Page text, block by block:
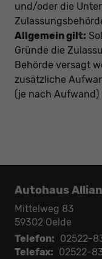
und/oder die
Allgemein gilt:
Gründe die
Behörde versagt
zusätzliche
(je nach Aufwand)
Autohaus
Mittelweg 83
59302 Oelde
Telefon: 02522-
Telefax: 02522-